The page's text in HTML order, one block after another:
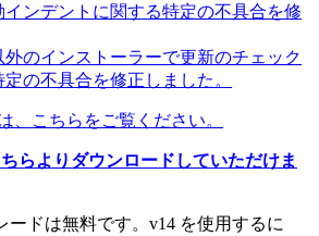
インデントに関する特定の不具合を修
のインストーラーで更新のチェック
の不具合を修正しました。
、こちらをご覧ください。
らよりダウンロードしていただけま
ードは無料です。v14 を使用するに